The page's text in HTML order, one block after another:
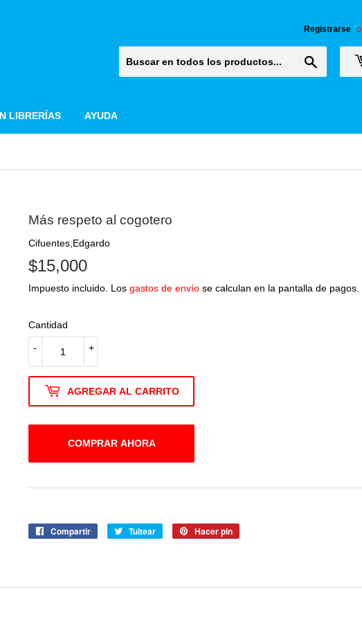
Registrarse o
LIBRERÍAS AYUDA
Más respeto al cogotero
Cifuentes,Edgardo
$15,000
Impuesto incluido. Los gastos de envío se calculan en la pantalla de pagos.
Cantidad
+
-
AGREGAR AL CARRITO
COMPRAR AHORA
Compartir
CompartirTuitear
Tuitear Hacer pin